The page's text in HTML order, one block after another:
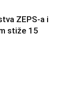
ZEPS-a i
stiže 15